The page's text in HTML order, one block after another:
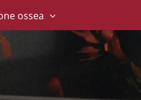
ossea